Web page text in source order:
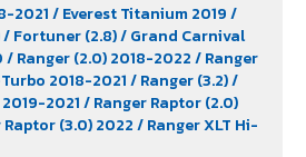
2021/ Everest Titanium 2019/
/ Fortuner (2.8)/ Grand Carnival
/ Ranger (2.0) 2018-2022/ Ranger
2018-2021/ Ranger (3.2)/
2021/ Ranger Raptor (2.0)
(3.0) 2022/ Ranger XLT Hi-